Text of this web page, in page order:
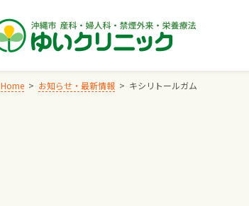
Home お知らせ・最新情報 キシリトールガム